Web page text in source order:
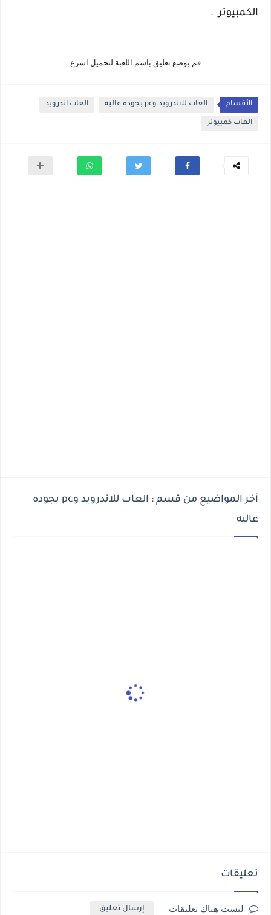
الكمبيوتر .
قم بوضع تعليق باسم اللعبة لتحميل اسرع
الأقسام العاب للاندرويد وpc بجوده عاليه العاب اندرويد
العاب كمبيوتر
أخر المواضيع من قسم : العاب للاندرويد وpc بجوده
عاليه
تعليقات
ليست هناك تعليقات إرسال تعليق